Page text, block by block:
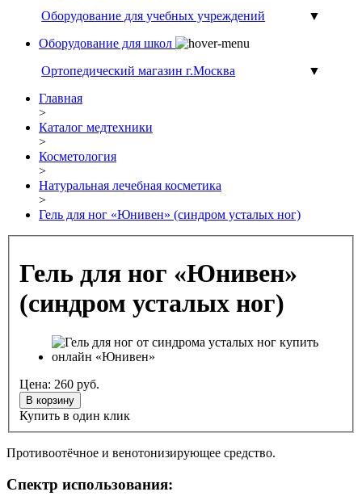
Оборудование для учебных учреждений
▼
Оборудование для школ
Ортопедический магазин г.Москва
▼
Главная
>
Каталог медтехники
>
Косметология
>
Натуральная лечебная косметика
>
Гель для ног «Юнивен» (синдром усталых ног)
Гель для ног «Юнивен»
(синдром усталых ног)
Цена: 260 руб.
В корзину
Купить в один клик
Противоотёчное и венотонизирующее средство.
Спектр использования: